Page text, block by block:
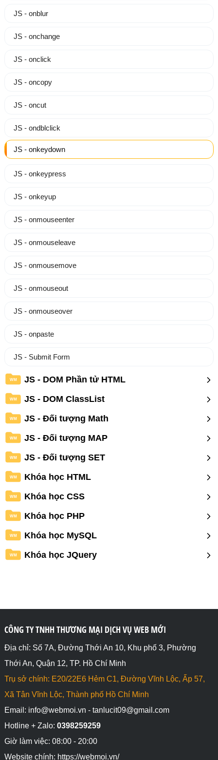
JS - onblur
JS - onchange
JS - onclick
JS - oncopy
JS - oncut
JS - ondblclick
JS - onkeydown
JS - onkeypress
JS - onkeyup
JS - onmouseenter
JS - onmouseleave
JS - onmousemove
JS - onmouseout
JS - onmouseover
JS - onpaste
JS - Submit Form
WM JS - DOM Phần tử HTML
WM JS - DOM ClassList
WM JS - Đối tượng Math
WM JS - Đối tượng MAP
WM JS - Đối tượng SET
WM Khóa học HTML
WM Khóa học CSS
WM Khóa học PHP
WM Khóa học MySQL
WM Khóa học JQuery
CÔNG TY TNHH THƯƠNG MẠI DỊCH VỤ WEB MỚI
Địa chỉ: Số 7A, Đường Thới An 10, Khu phố 3, Phường
Thới An, Quận 12, TP. Hồ Chí Minh
Trụ sở chính: E20/22E6 Hẻm C1, Đường Vĩnh Lộc, Ấp 57,
Xã Tân Vĩnh Lộc, Thành phố Hồ Chí Minh
Email: info@webmoi.vn - tanlucit09@gmail.com
Hotline + Zalo: 0398259259
Giờ làm việc: 08:00 - 20:00
Website chính: https://webmoi.vn/